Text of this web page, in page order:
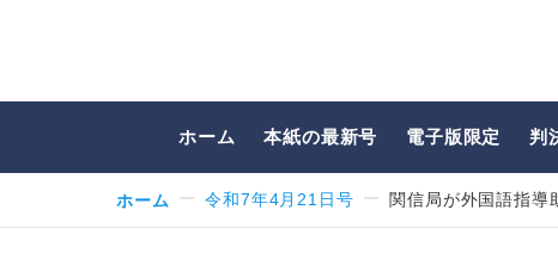
ホーム 本紙の最新号 電子版限定 判
ホーム 令和7年4月21日号 関信局が外国語指導